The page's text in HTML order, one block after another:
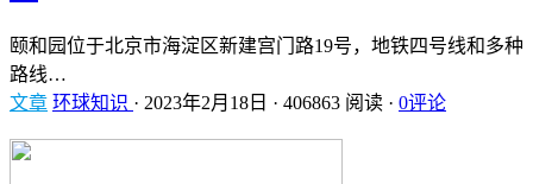
颐和园位于北京市海淀区新建宫门路19号，地铁四号线和多种
路线…
文章 环球知识 · 2023年2月18日 · 406863 阅读 · 0评论